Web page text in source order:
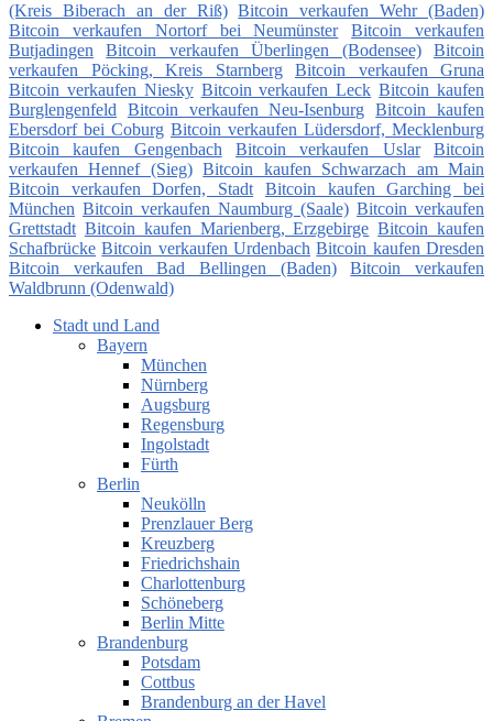
(Kreis Biberach an der Riß) Bitcoin verkaufen Wehr (Baden)
Bitcoin verkaufen Nortorf bei Neumünster
Bitcoin verkaufen
Butjadingen
Bitcoin verkaufen Überlingen (Bodensee)
Bitcoin
verkaufen Pöcking, Kreis Starnberg
Bitcoin verkaufen Gruna
Bitcoin verkaufen Niesky Bitcoin verkaufen Leck Bitcoin kaufen
Burglengenfeld
Bitcoin verkaufen Neu-Isenburg
Bitcoin kaufen
Ebersdorf bei Coburg Bitcoin verkaufen Lüdersdorf, Mecklenburg
Bitcoin kaufen Gengenbach
Bitcoin verkaufen Uslar
Bitcoin
verkaufen Hennef (Sieg) Bitcoin kaufen Schwarzach am Main
Bitcoin verkaufen Dorfen, Stadt
Bitcoin kaufen Garching bei
München Bitcoin verkaufen Naumburg (Saale) Bitcoin verkaufen
Grettstadt Bitcoin kaufen Marienberg, Erzgebirge Bitcoin kaufen
Schafbrücke Bitcoin verkaufen Urdenbach Bitcoin kaufen Dresden
Bitcoin verkaufen Bad Bellingen (Baden)
Bitcoin verkaufen
Waldbrunn (Odenwald)
Stadt und Land
Bayern
München
Nürnberg
Augsburg
Regensburg
Ingolstadt
Fürth
Berlin
Neukölln
Prenzlauer Berg
Kreuzberg
Friedrichshain
Charlottenburg
Schöneberg
Berlin Mitte
Brandenburg
Potsdam
Cottbus
Brandenburg an der Havel